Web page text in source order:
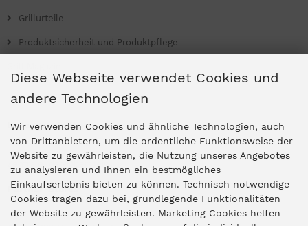
Grillurteile
Produktsicherheit und Produktpflege
Ladengeschäfte
Zentrale Idar-Oberstein
Partner-Stores
Diese Webseite verwendet Cookies und
andere Technologien
Wir verwenden Cookies und ähnliche Technologien, auch
von Drittanbietern, um die ordentliche Funktionsweise der
Website zu gewährleisten, die Nutzung unseres Angebotes
zu analysieren und Ihnen ein bestmögliches
Einkaufserlebnis bieten zu können. Technisch notwendige
Cookies tragen dazu bei, grundlegende Funktionalitäten
der Website zu gewährleisten. Marketing Cookies helfen